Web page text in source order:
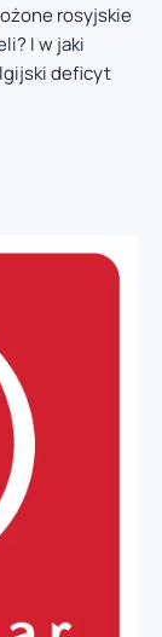
rosyjskie
I w jaki
deficyt